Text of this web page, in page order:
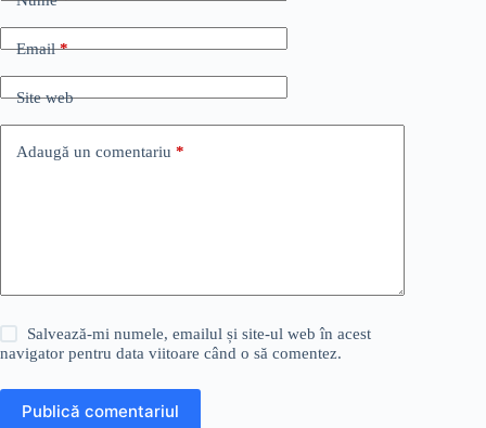
Email*
Site web
Adaugă un comentariu *
Salvează-mi numele, emailul și site-ul web în acest
navigator pentru data viitoare când o să comentez.
Publică comentariul